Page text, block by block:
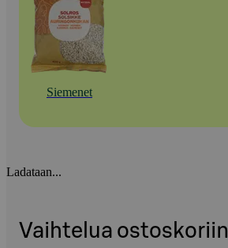
Siemenet
Ladataan...
Vaihtelua ostoskoriin